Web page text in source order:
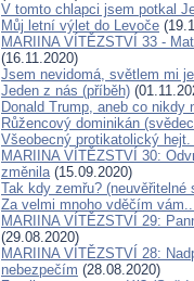
V tomto chlapci jsem potkal
Můj letní výlet do Levoče
MARIINA VÍTĚZSTVÍ 33 -
(16.11.2020)
Jsem nevidomá, světlem mi
Jeden z nás (příběh)
Donald Trump, aneb co
Růžencový dominikán
Všeobecný protikatolický
MARIINA VÍTĚZSTVÍ 30:
změnila(15.09.2020)
Tak kdy zemřu?
Za velmi mnoho vděčím
MARIINA VÍTĚZSTVÍ 29:
(29.08.2020)
MARIINA VÍTĚZSTVÍ 28:
nebezpečím (28.08.2020)